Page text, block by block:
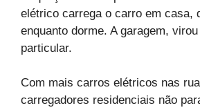
elétrico carrega o carro em casa,
enquanto dorme. A garagem,
particular.
Com mais carros elétricos nas
carregadores residenciais não